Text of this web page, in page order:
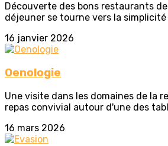
Découverte des bons restaurants
déjeuner se tourne vers la simplicité
16 janvier 2026
Oenologie
Une visite dans les domaines de la
repas convivial autour d'une des
16 mars 2026